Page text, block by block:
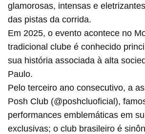
glamorosas, intensas e
das pistas da corrida.
Em 2025, o evento acontece no
tradicional clube é conhecido
sua história associada à alta
Paulo.
Pelo terceiro ano consecutivo, a
Posh Club (@poshcluoficial),
performances emblemáticas em
exclusivas; o club brasileiro é